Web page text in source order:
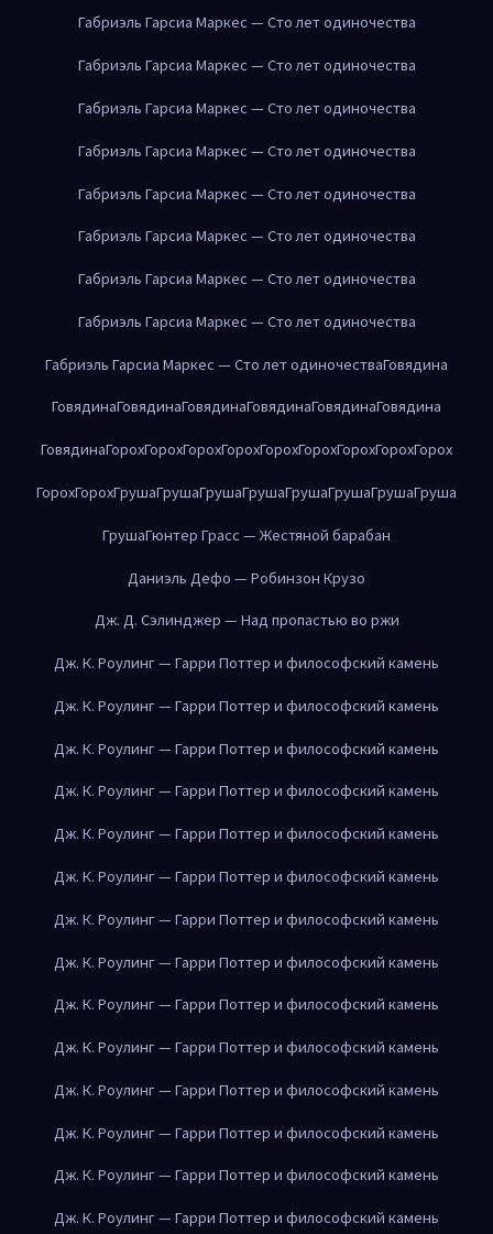
Габриэль Гарсиа Маркес — Сто лет одиночества
Габриэль Гарсиа Маркес — Сто лет одиночества
Габриэль Гарсиа Маркес — Сто лет одиночества
Габриэль Гарсиа Маркес — Сто лет одиночества
Габриэль Гарсиа Маркес — Сто лет одиночества
Габриэль Гарсиа Маркес — Сто лет одиночества
Габриэль Гарсиа Маркес — Сто лет одиночества
Габриэль Гарсиа Маркес — Сто лет одиночества
Габриэль Гарсиа Маркес — Сто лет одиночестваГовядина
ГовядинаГовядинаГовядинаГовядинаГовядинаГовядина
ГовядинаГорохГорохГорохГорохГорохГорохГорохГорохГорох
ГорохГорохГрушаГрушаГрушаГрушаГрушаГрушаГрушаГруша
ГрушаГюнтер Грасс — Жестяной барабан
Даниэль Дефо — Робинзон Крузо
Дж. Д. Сэлинджер — Над пропастью во ржи
Дж. К. Роулинг — Гарри Поттер и философский камень
Дж. К. Роулинг — Гарри Поттер и философский камень
Дж. К. Роулинг — Гарри Поттер и философский камень
Дж. К. Роулинг — Гарри Поттер и философский камень
Дж. К. Роулинг — Гарри Поттер и философский камень
Дж. К. Роулинг — Гарри Поттер и философский камень
Дж. К. Роулинг — Гарри Поттер и философский камень
Дж. К. Роулинг — Гарри Поттер и философский камень
Дж. К. Роулинг — Гарри Поттер и философский камень
Дж. К. Роулинг — Гарри Поттер и философский камень
Дж. К. Роулинг — Гарри Поттер и философский камень
Дж. К. Роулинг — Гарри Поттер и философский камень
Дж. К. Роулинг — Гарри Поттер и философский камень
Дж. К. Роулинг — Гарри Поттер и философский камень